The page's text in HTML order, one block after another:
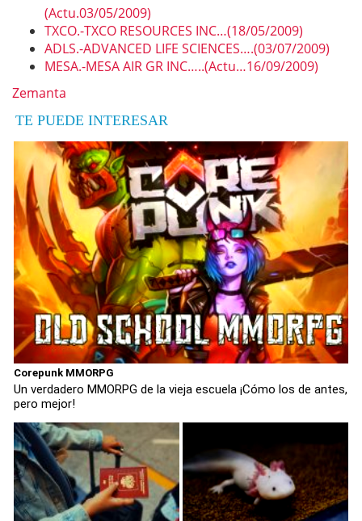
(Actu.03/05/2009)
TXCO.-TXCO RESOURCES INC…(18/05/2009)
ADLS.-ADVANCED LIFE SCIENCES….(03/07/2009)
MESA.-MESA AIR GR INC…..(Actu…16/09/2009)
Zemanta
TE PUEDE INTERESAR
Corepunk MMORPG
Un verdadero MMORPG de la vieja escuela ¡Cómo los de antes,
pero mejor!